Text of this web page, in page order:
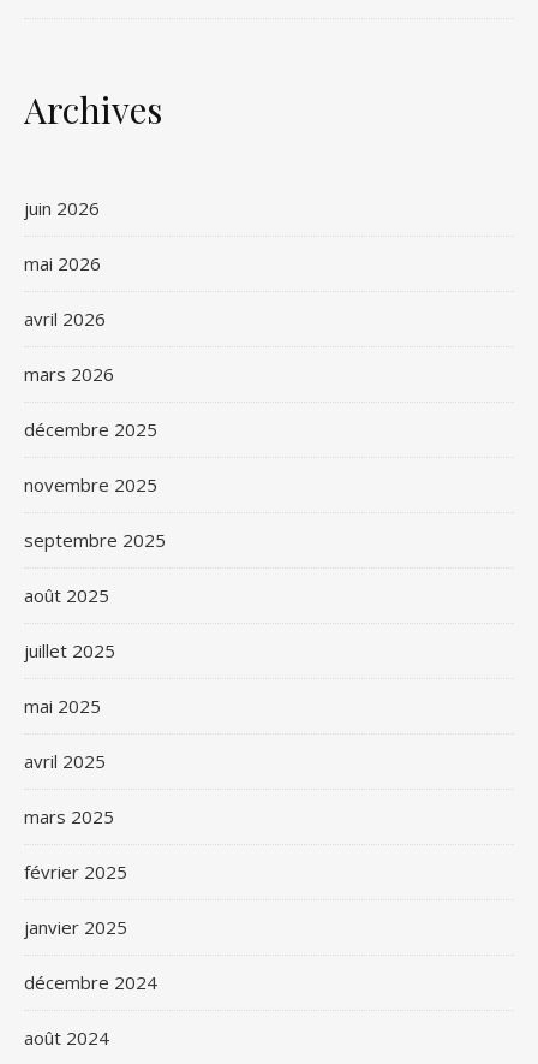
Archives
juin 2026
mai 2026
avril 2026
mars 2026
décembre 2025
novembre 2025
septembre 2025
août 2025
juillet 2025
mai 2025
avril 2025
mars 2025
février 2025
janvier 2025
décembre 2024
août 2024